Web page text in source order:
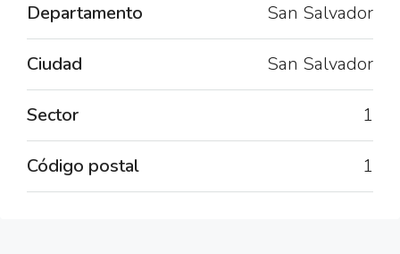
Departamento San Salvador
Ciudad San Salvador
Sector 1
Código postal 1